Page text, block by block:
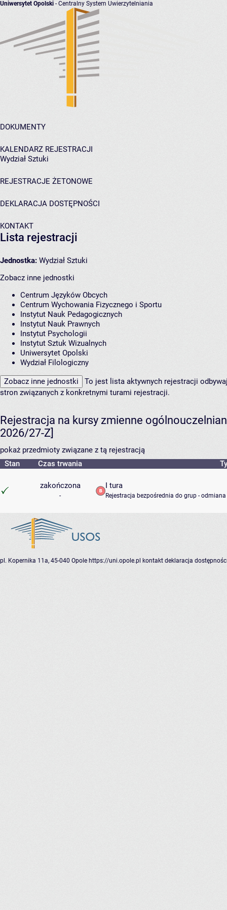
Uniwersytet Opolski - Centralny System Uwierzytelniania
DOKUMENTY
KALENDARZ REJESTRACJI
Wydział Sztuki
REJESTRACJE ŻETONOWE
DEKLARACJA DOSTĘPNOŚCI
KONTAKT
Lista rejestracji
Jednostka: Wydział Sztuki
Zobacz inne jednostki
Centrum Języków Obcych
Centrum Wychowania Fizycznego i Sportu
Instytut Nauk Pedagogicznych
Instytut Nauk Prawnych
Instytut Psychologii
Instytut Sztuk Wizualnych
Uniwersytet Opolski
Wydział Filologiczny
Zobacz inne jednostki
To jest lista aktywnych rejestracji
stron związanych z konkretnymi turami rejestracji.
Rejestracja na kursy zmienne
2026/27-Z]
pokaż przedmioty związane z tą rejestracją
Stan
Czas trwania
zakończona
-
I tura
Rejestracja bezpośrednia do grup -
pl. Kopernika 11a, 45-040 Opole https://uni.opole.pl kontakt deklaracja